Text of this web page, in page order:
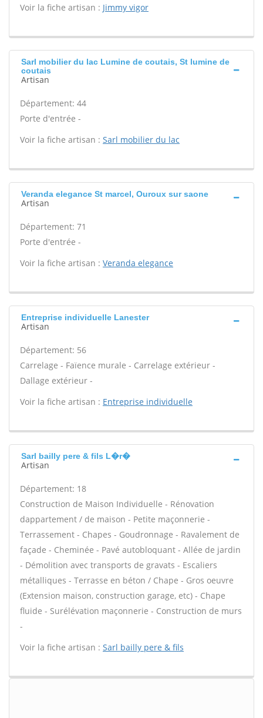
Voir la fiche artisan : Jimmy vigor
Sarl mobilier du lac Lumine de coutais, St lumine de
coutais
Artisan
Département: 44
Porte d'entrée -
Voir la fiche artisan : Sarl mobilier du lac
Veranda elegance St marcel, Ouroux sur saone
Artisan
Département: 71
Porte d'entrée -
Voir la fiche artisan : Veranda elegance
Entreprise individuelle Lanester
Artisan
Département: 56
Carrelage - Faïence murale - Carrelage extérieur -
Dallage extérieur -
Voir la fiche artisan : Entreprise individuelle
Sarl bailly pere & fils L�r�
Artisan
Département: 18
Construction de Maison Individuelle - Rénovation
dappartement / de maison - Petite maçonnerie -
Terrassement - Chapes - Goudronnage - Ravalement de
façade - Cheminée - Pavé autobloquant - Allée de jardin
- Démolition avec transports de gravats - Escaliers
métalliques - Terrasse en béton / Chape - Gros oeuvre
(Extension maison, construction garage, etc) - Chape
fluide - Surélévation maçonnerie - Construction de murs
-
Voir la fiche artisan : Sarl bailly pere & fils